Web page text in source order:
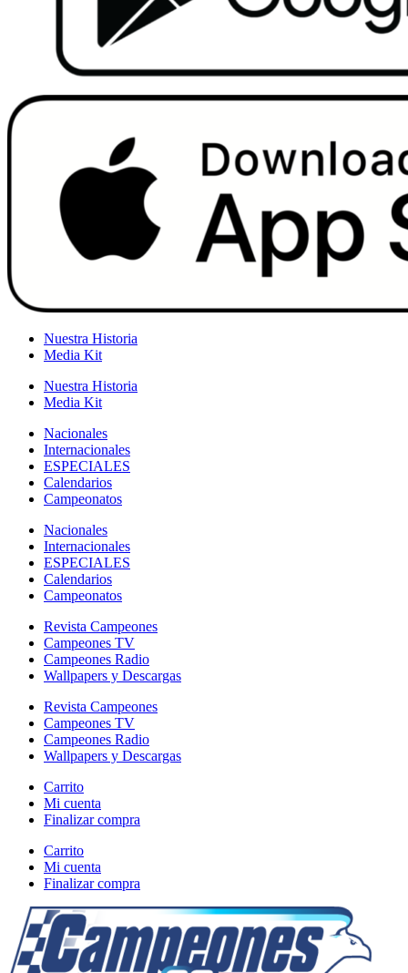
Nuestra Historia
Media Kit
Nuestra Historia
Media Kit
Nacionales
Internacionales
ESPECIALES
Calendarios
Campeonatos
Nacionales
Internacionales
ESPECIALES
Calendarios
Campeonatos
Revista Campeones
Campeones TV
Campeones Radio
Wallpapers y Descargas
Revista Campeones
Campeones TV
Campeones Radio
Wallpapers y Descargas
Carrito
Mi cuenta
Finalizar compra
Carrito
Mi cuenta
Finalizar compra